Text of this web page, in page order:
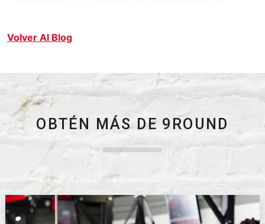
Volver Al Blog
OBTÉN MÁS DE 9ROUND